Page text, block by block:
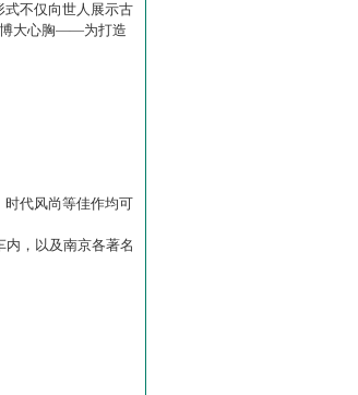
不仅向世人展示古
博大心胸——为打造
代风尚等佳作均可
，以及南京各著名